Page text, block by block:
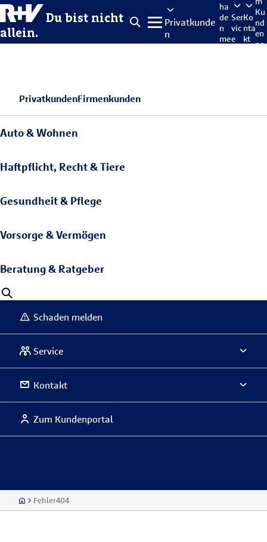
Du bist nicht
allein.
Privatkunde
n
ha
de
n
me
Ser
vic
e
Ko
nta
kt
Ku
nd
en
po
PrivatkundenFirmenkunden
Auto & Wohnen
Haftpflicht, Recht & Tiere
Gesundheit & Pflege
Vorsorge & Vermögen
Beratung & Ratgeber
Schaden melden
Service
Kontakt
Zum Kundenportal
Fehler404